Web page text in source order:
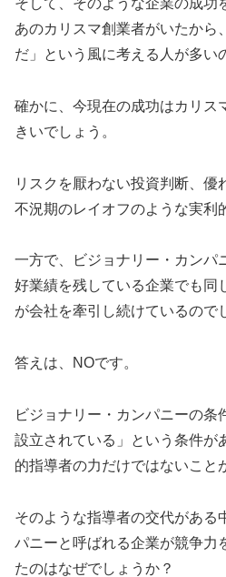
そして、そのような企業の成功
あのカリスマ創業者がいたから
だ」という風に考える人が多い
確かに、今現在の成功はカリス
きいでしょう。
リスクを厭わない投資判断、優
不況期のレイオフのような実利
一方で、ビジョナリー・カンパ
好業績を残している企業でも同
が会社を牽引し続けているので
答えは、NOです。
ビジョナリー・カンパニーの条
設立されている」という条件が
的指導者の力だけではないこと
そのような指導者の交代がある
パニーと呼ばれる企業が競争力
たのはなぜでしょうか？